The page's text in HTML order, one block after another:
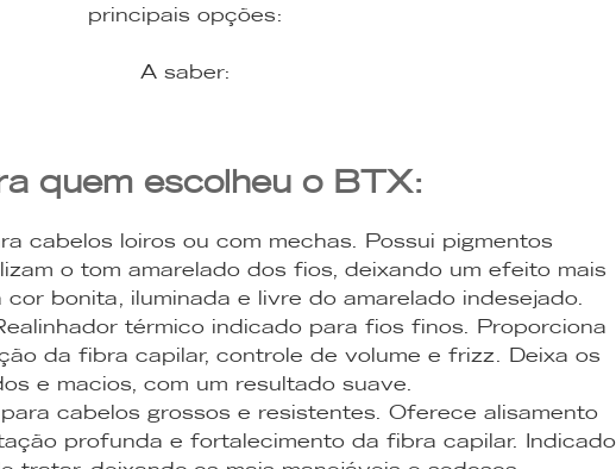
principais opções:
A saber:
quem escolheu o BTX:
cabelos loiros ou com mechas. Possui pigmentos
o tom amarelado dos fios, deixando um efeito mais
bonita, iluminada e livre do amarelado indesejado.
térmico indicado para fios finos. Proporciona
da fibra capilar, controle de volume e frizz. Deixa os
e macios, com um resultado suave.
cabelos grossos e resistentes. Oferece alisamento
profunda e fortalecimento da fibra capilar. Indicado